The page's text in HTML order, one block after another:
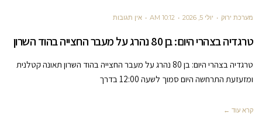
מערכת ירוק יולי 5, 2026 10:12 AM אין תגובות
טרגדיה בצהרי היום: בן 80 נהרג על מעבר החצייה בהוד השרון
טרגדיה בצהרי היום: בן 80 נהרג על מעבר החצייה בהוד השרון תאונה קטלנית
ומזעזעת התרחשה היום סמוך לשעה 12:00 בדרך
קרא עוד ←